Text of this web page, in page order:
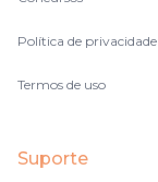
Política de privacidade
Termos de uso
Suporte